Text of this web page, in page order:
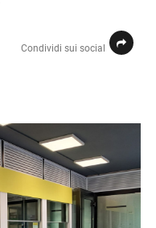
Condividi sui social